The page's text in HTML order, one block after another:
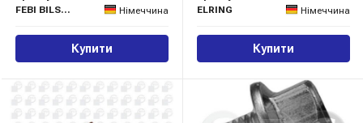
FEBI BILSTEIN
Німеччина
Купити
ELRING
Німеччина
Купити